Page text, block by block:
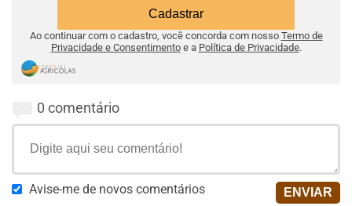
Ao continuar com o cadastro, você concorda com nosso Termo de
Privacidade e Consentimentoe a Política de Privacidade.
0 comentário
Avise-me de novos comentários